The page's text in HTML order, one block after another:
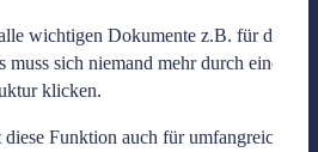
wichtigen Dokumente z.B. für die
muss sich niemand mehr durch eine
klicken.
Funktion auch für umfangreiche